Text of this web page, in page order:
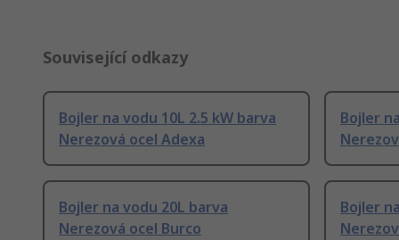
Související odkazy
Bojler na vodu 10L 2.5 kW barva
Nerezová ocel Adexa
Bojler
Bojler na vodu 20L barva
Nerezová ocel Burco
Bojler